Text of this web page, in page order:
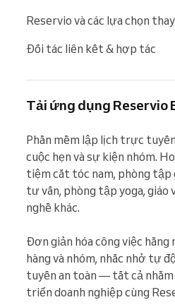
Reservio và các lựa chọn
Đối tác liên kết & hợp tác
Tải ứng dụng Reservio
Phần mềm lập lịch trực
cuộc hẹn và sự kiện nhóm.
tiệm cắt tóc nam, phòng tập
tư vấn, phòng tập yoga, giáo
nghề khác.
Đơn giản hóa công việc hằng
hàng và nhóm, nhắc nhở tự
tuyến an toàn — tất cả nhằm
triển doanh nghiệp cùng